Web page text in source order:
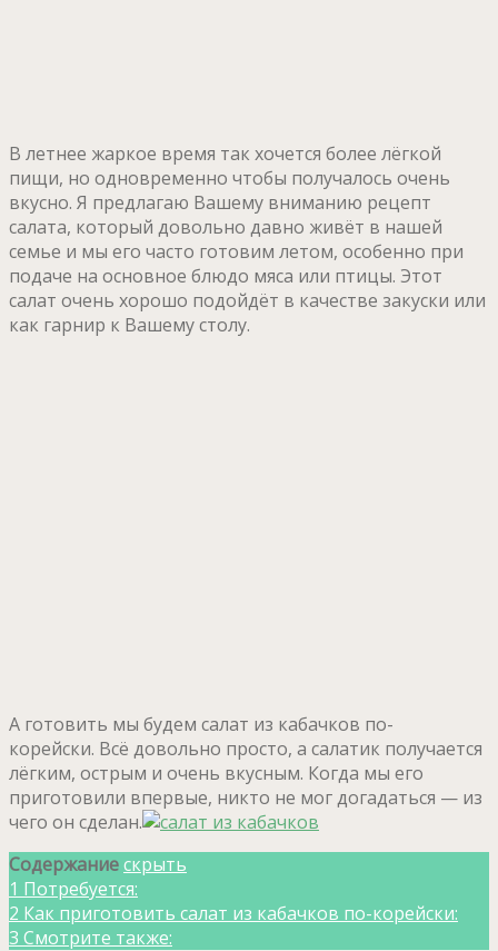
В летнее жаркое время так хочется более лёгкой
пищи, но одновременно чтобы получалось очень
вкусно. Я предлагаю Вашему вниманию рецепт
салата, который довольно давно живёт в нашей
семье и мы его часто готовим летом, особенно при
подаче на основное блюдо мяса или птицы. Этот
салат очень хорошо подойдёт в качестве закуски или
как гарнир к Вашему столу.
А готовить мы будем салат из кабачков по-
корейски. Всё довольно просто, а салатик получается
лёгким, острым и очень вкусным. Когда мы его
приготовили впервые, никто не мог догадаться — из
чего он сделан.
Содержаниескрыть
1 Потребуется:
2 Как приготовить салат из кабачков по-корейски:
3 Смотрите также: